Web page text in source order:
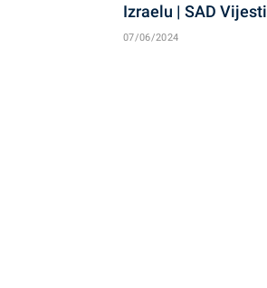
Izraelu | SAD Vijesti
07/06/2024